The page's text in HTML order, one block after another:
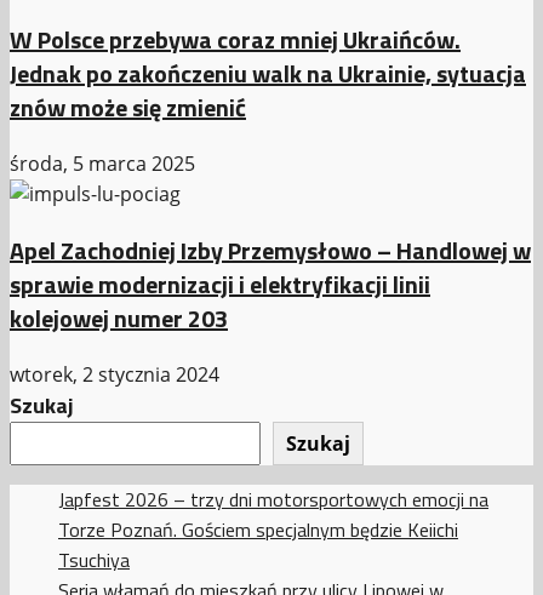
W Polsce przebywa coraz mniej Ukraińców.
Jednak po zakończeniu walk na Ukrainie, sytuacja
znów może się zmienić
środa, 5 marca 2025
Apel Zachodniej Izby Przemysłowo – Handlowej w
sprawie modernizacji i elektryfikacji linii
kolejowej numer 203
wtorek, 2 stycznia 2024
Szukaj
Szukaj
Japfest 2026 – trzy dni motorsportowych emocji na
Torze Poznań. Gościem specjalnym będzie Keiichi
Tsuchiya